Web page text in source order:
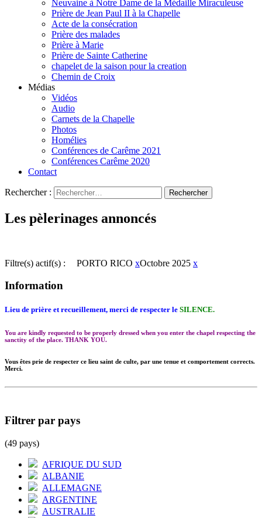
Neuvaine à Notre Dame de la Médaille Miraculeuse
Prière de Jean Paul II à la Chapelle
Acte de la consécration
Prière des malades
Prière à Marie
Prière de Sainte Catherine
chapelet de la saison pour la creation
Chemin de Croix
Médias
Vidéos
Audio
Carnets de la Chapelle
Photos
Homélies
Conférences de Carême 2021
Conférences Carême 2020
Contact
Rechercher :
Les pèlerinages annoncés
Filtre(s) actif(s) : PORTO RICO xOctobre 2025 x
Information
Lieu de prière et recueillement, merci de respecter le SILENCE.
You are kindly requested to be properly dressed when you enter the chapel respecting the
sanctity of the place. THANK YOU.
Vous êtes prie de respecter ce lieu saint de culte, par une tenue et comportement corrects.
Merci.
Filtrer par pays
(49 pays)
AFRIQUE DU SUD
ALBANIE
ALLEMAGNE
ARGENTINE
AUSTRALIE